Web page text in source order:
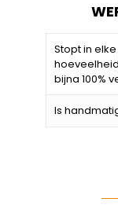
Stopt in
bijna 100%
Is